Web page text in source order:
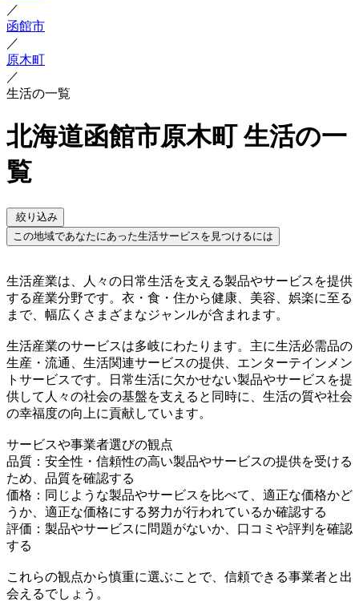
／
函館市
／
原木町
／
生活の一覧
北海道函館市原木町 生活の一
覧
絞り込み
この地域であなたにあった生活サービスを見つけるには
生活産業は、人々の日常生活を支える製品やサービスを提供
する産業分野です。衣・食・住から健康、美容、娯楽に至る
まで、幅広くさまざまなジャンルが含まれます。
生活産業のサービスは多岐にわたります。主に生活必需品の
生産・流通、生活関連サービスの提供、エンターテインメン
トサービスです。日常生活に欠かせない製品やサービスを提
供して人々の社会の基盤を支えると同時に、生活の質や社会
の幸福度の向上に貢献しています。
サービスや事業者選びの観点
品質：安全性・信頼性の高い製品やサービスの提供を受ける
ため、品質を確認する
価格：同じような製品やサービスを比べて、適正な価格かど
うか、適正な価格にする努力が行われているか確認する
評価：製品やサービスに問題がないか、口コミや評判を確認
する
これらの観点から慎重に選ぶことで、信頼できる事業者と出
会えるでしょう。